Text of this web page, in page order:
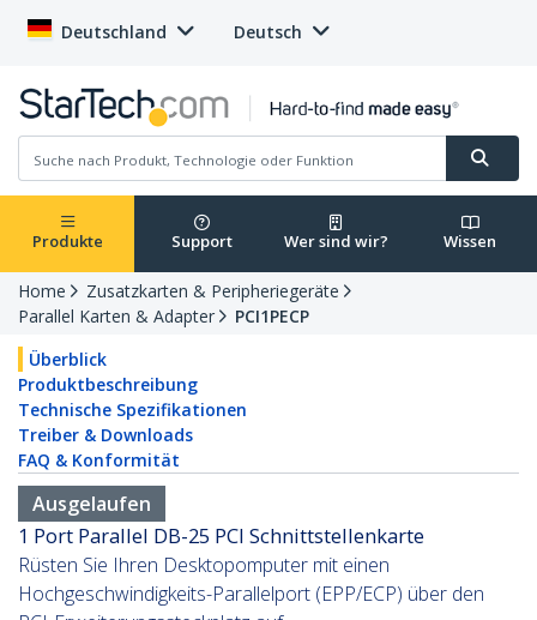
Deutschland Deutsch
Produkte Support Wer sind wir? Wissen
Home
Zusatzkarten & Peripheriegeräte
Parallel Karten & Adapter
PCI1PECP
Überblick
Produktbeschreibung
Technische Spezifikationen
Treiber & Downloads
FAQ & Konformität
Ausgelaufen
1 Port Parallel DB-25 PCI Schnittstellenkarte
Rüsten Sie Ihren Desktopomputer mit einen
Hochgeschwindigkeits-Parallelport (EPP/ECP) über den